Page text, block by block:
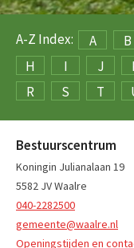
A-Z Index: A B
H
I J
R
S T
Bestuurscentrum
Koningin Julianalaan 19
5582 JV Waalre
040-2282500
gemeente@waalre.nl
Openingstijden en